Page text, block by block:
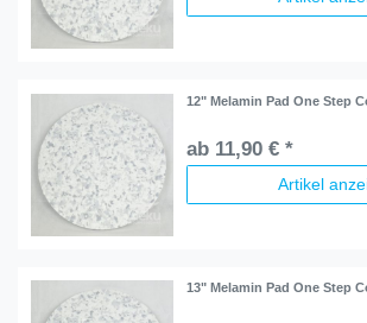
12" Melamin Pad One Step
ab 11,90 € *
Artikel
13" Melamin Pad One Step